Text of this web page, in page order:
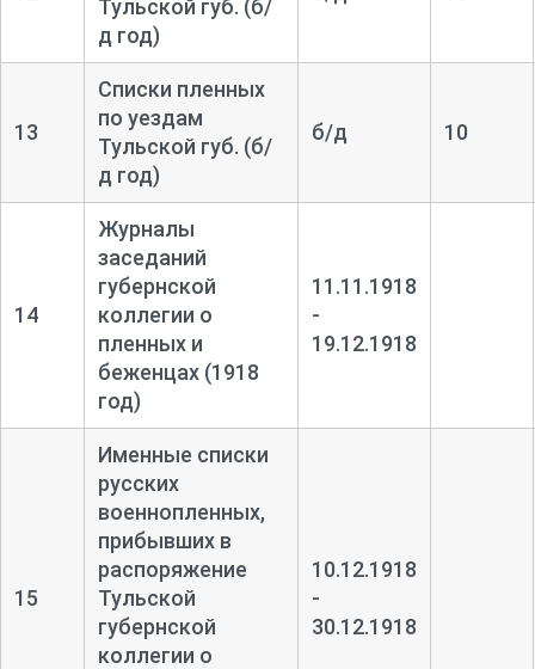
Тульской губ. (б/
д год)
13
Списки пленных
по уездам
Тульской губ. (б/
д год)
б/д 10
14
Журналы
заседаний
губернской
коллегии о
пленных и
беженцах (1918
год)
11.11.1918
-
19.12.1918
15
Именные списки
русских
военнопленных,
прибывших в
распоряжение
Тульской
губернской
коллегии о
10.12.1918
-
30.12.1918